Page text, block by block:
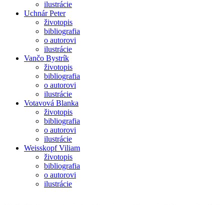
ilustrácie
Uchnár Peter
životopis
bibliografia
o autorovi
ilustrácie
Vančo Bystrík
životopis
bibliografia
o autorovi
ilustrácie
Votavová Blanka
životopis
bibliografia
o autorovi
ilustrácie
Weisskopf Viliam
životopis
bibliografia
o autorovi
ilustrácie